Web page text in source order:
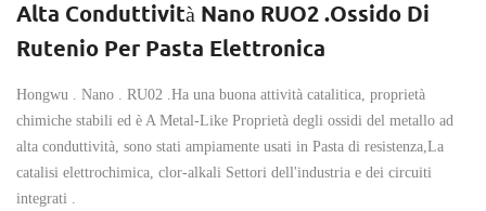
Alta Conduttività Nano RUO2 .Ossido Di
Rutenio Per Pasta Elettronica
Hongwu . Nano . RU02 .Ha una buona attività catalitica, proprietà
chimiche stabili ed è A Metal-Like Proprietà degli ossidi del metallo ad
alta conduttività, sono stati ampiamente usati in Pasta di resistenza,La
catalisi elettrochimica, clor-alkali Settori dell'industria e dei circuiti
integrati .